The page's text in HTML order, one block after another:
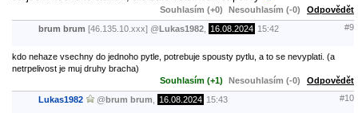
Souhlasím (+0) Nesouhlasím (-0) Odpovědět
brum brum [46.135.10.xxx] @Lukas1982 16.08.2024 15:42 #9
kdo nehaze vsechny do jednoho pytle, potrebuje spousty pytlu, a to se nevyplati. (a
netrpelivost je muj druhy bracha)
Souhlasím (+1)
Nesouhlasím (-0) Odpovědět
Lukas1982 @brum brum 16.08.2024 15:43 #10